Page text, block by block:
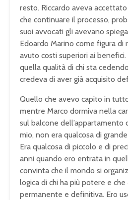
resto. Riccardo aveva
che continuare il processo,
suoi avvocati gli avevano
Edoardo Marino come figura
avuto costi superiori ai
quella qualità di chi sta
credeva di aver già acquisito
Quello che avevo capito in
mentre Marco dormiva nella
sul balcone dell’appartamento
mio, non era qualcosa di
Era qualcosa di piccolo e di
anni quando ero entrata in
convinta che il mondo si
logica di chi ha più potere e
permanente e definitiva. Ero